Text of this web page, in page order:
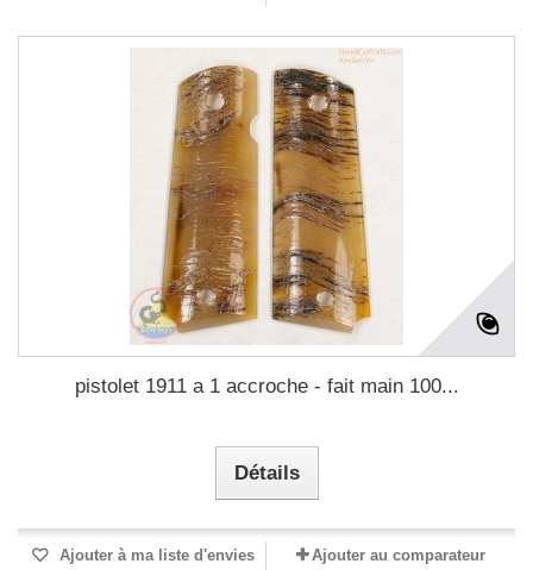
pistolet 1911 a 1 accroche - fait main 100...
Détails
Ajouter à ma liste d'envies Ajouter au comparateur